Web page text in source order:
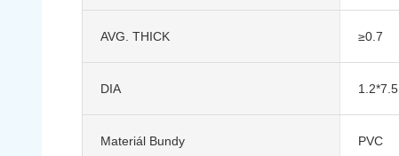
AVG. THICK ≥0.7
DIA 1.2*7.5
Materiál Bundy PVC